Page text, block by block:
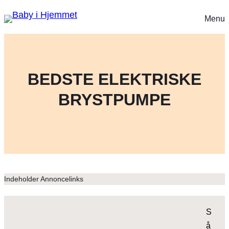
Menu
BEDSTE ELEKTRISKE
BRYSTPUMPE
Indeholder Annoncelinks
S
å